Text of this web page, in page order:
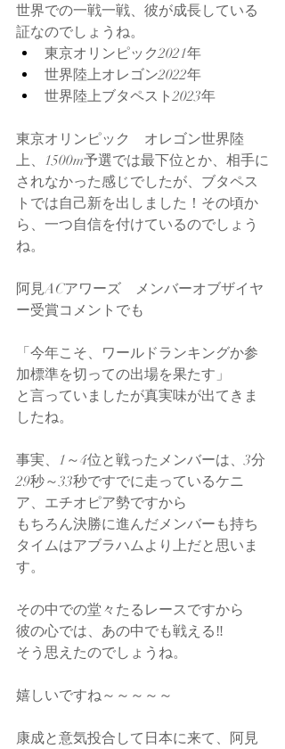
世界での一戦一戦、彼が成長している
証なのでしょうね。
東京オリンピック2021年
世界陸上オレゴン2022年
世界陸上ブタペスト2023年
東京オリンピック　オレゴン世界陸
上、1500m予選では最下位とか、相手に
されなかった感じでしたが、ブタペス
トでは自己新を出しました！その頃か
ら、一つ自信を付けているのでしょう
ね。
阿見ACアワーズ　メンバーオブザイヤ
ー受賞コメントでも
「今年こそ、ワールドランキングか参
加標準を切っての出場を果たす」
と言っていましたが真実味が出てきま
したね。
事実、1～4位と戦ったメンバーは、3分
29秒～33秒ですでに走っているケニ
ア、エチオピア勢ですから
もちろん決勝に進んだメンバーも持ち
タイムはアブラハムより上だと思いま
す。
その中での堂々たるレースですから
彼の心では、あの中でも戦える‼
そう思えたのでしょうね。
嬉しいですね～～～～～
康成と意気投合して日本に来て、阿見